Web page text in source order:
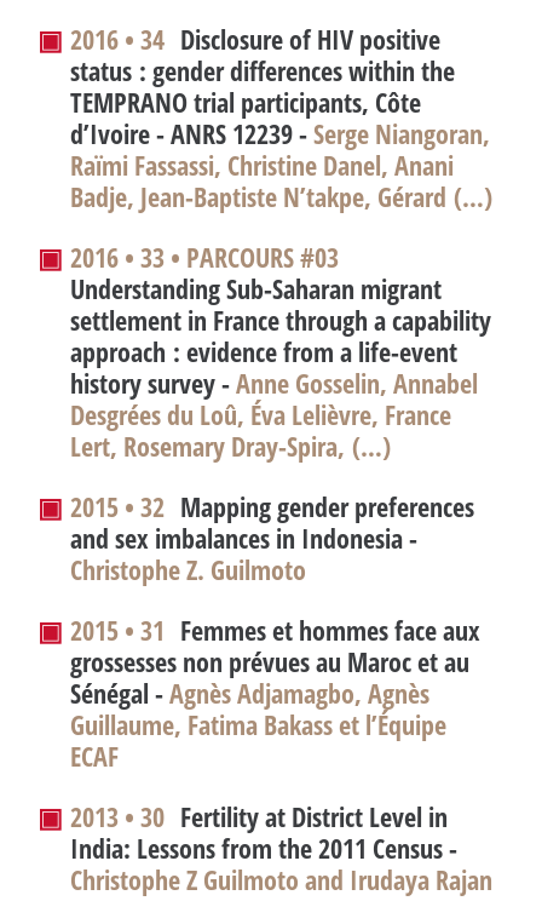
▣ 2016 • 34 Disclosure of HIV positive
status : gender differences within the
TEMPRANO trial participants, Côte
d’Ivoire - ANRS 12239 -Serge Niangoran,
Raïmi Fassassi, Christine Danel, Anani
Badje, Jean-Baptiste N’takpe, Gérard (…)
▣ 2016 • 33 • PARCOURS #03
Understanding Sub-Saharan migrant
settlement in France through a capability
approach : evidence from a life-event
history survey -Anne Gosselin, Annabel
Desgrées du Loû, Éva Lelièvre, France
Lert, Rosemary Dray-Spira, (…)
▣ 2015 • 32 Mapping gender preferences
and sex imbalances in Indonesia -
Christophe Z. Guilmoto
▣ 2015 • 31 Femmes et hommes face aux
grossesses non prévues au Maroc et au
Sénégal -Agnès Adjamagbo, Agnès
Guillaume, Fatima Bakass et l’Équipe
ECAF
▣ 2013 • 30 Fertility at District Level in
India: Lessons from the 2011 Census-
Christophe Z Guilmoto and Irudaya Rajan